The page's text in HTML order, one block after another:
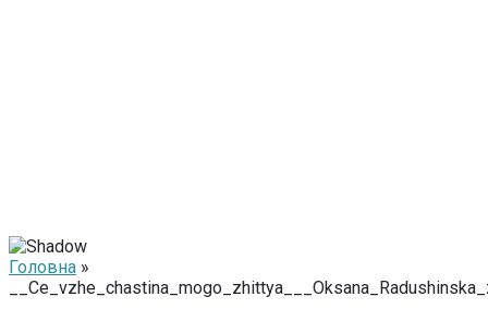
Головна »